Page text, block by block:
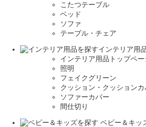
こたつテーブル
ベッド
ソファ
テーブル・チェア
インテリア用
インテリア用品トップペー
照明
フェイクグリーン
クッション・クッションカ
ソファーカバー
間仕切り
ベビー＆キッ